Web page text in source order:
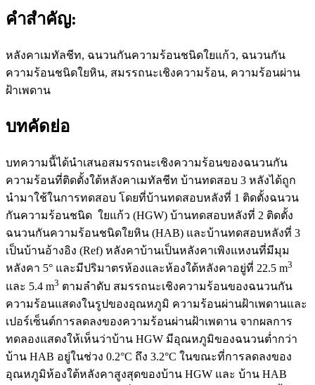
คำสำคัญ:
หลังคาเมทัลชีท, ฉนวนกันความร้อนชนิดใยแก้ว, ฉนวนกัน
ความร้อนชนิดใยหิน, สมรรถนะเชิงความร้อน, ความร้อนผ่าน
ฝ้าเพดาน
บทคัดย่อ
บทความนี้ได้นำเสนอสมรรถนะเชิงความร้อนของฉนวนกัน
ความร้อนที่ติดตั้งใต้หลังคาเมทัลชีท บ้านทดสอบ 3 หลังได้ถูก
นำมาใช้ในการทดสอบ โดยที่บ้านทดสอบหลังที่ 1 ติดตั้งฉนวน
กันความร้อนชนิด ใยแก้ว (HGW) บ้านทดสอบหลังที่ 2 ติดตั้ง
ฉนวนกันความร้อนชนิดใยหิน (HAB) และบ้านทดสอบหลังที่ 3
เป็นบ้านอ้างอิง (Ref) หลังคาบ้านเป็นหลังคาเพิงแหงนที่มีมุม
หลังคา 5° และมีปริมาตรห้องและห้องใต้หลังคาอยู่ที่ 22.5 m3
และ 5.4 m3 ตามลำดับ สมรรถนะเชิงความร้อนของฉนวนกัน
ความร้อนแสดงในรูปของอุณหภูมิ ความร้อนผ่านฝ้าเพดานและ
เปอร์เซ็นต์การลดลงของความร้อนผ่านฝ้าเพดาน จากผลการ
ทดลองแสดงให้เห็นว่าบ้าน HGW มีอุณหภูมิของฉนวนต่ำกว่า
บ้าน HAB อยู่ในช่วง 0.2°C ถึง 3.2°C ในขณะที่การลดลงของ
อุณหภูมิห้องใต้หลังคาสูงสุดของบ้าน HGW และ บ้าน HAB